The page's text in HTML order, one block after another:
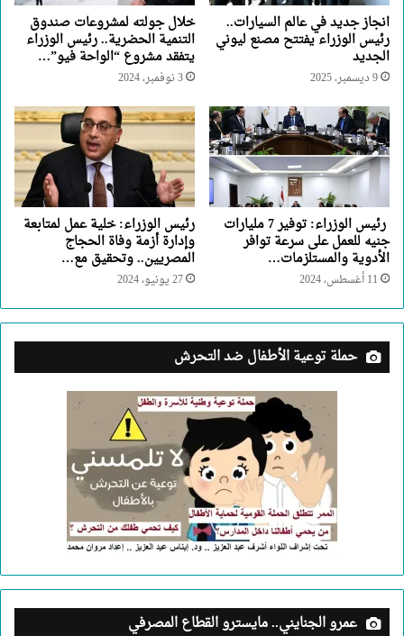
انجاز جديد في عالم السيارات..
رئيس الوزراء يفتتح مصنع ليوني
الجديد
9 ديسمبر، 2025
خلال جولته لمشروعات صندوق
التنمية الحضرية.. رئيس الوزراء
يتفقد مشروع “الواحة فيو”…
3 نوفمبر، 2024
رئيس الوزراء: توفير 7 مليارات
جنيه للعمل على سرعة توافر
الأدوية والمستلزمات…
11 أغسطس، 2024
رئيس الوزراء: خلية عمل لمتابعة
وإدارة أزمة وفاة الحجاج
المصريين.. وتحقيق مع…
27 يونيو، 2024
حملة توعية الأطفال ضد التحرش
عمرو الجنايني.. مايسترو القطاع المصرفي